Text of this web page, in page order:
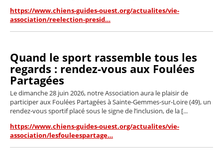
https://www.chiens-guides-ouest.org/actualites/vie-
association/reelection-presid…
Quand le sport rassemble tous les
regards : rendez-vous aux Foulées
Partagées
Le dimanche 28 juin 2026, notre Association aura le plaisir de
participer aux Foulées Partagées à Sainte-Gemmes-sur-Loire (49), un
rendez-vous sportif placé sous le signe de l’inclusion, de la [...
https://www.chiens-guides-ouest.org/actualites/vie-
association/lesfouleespartage…